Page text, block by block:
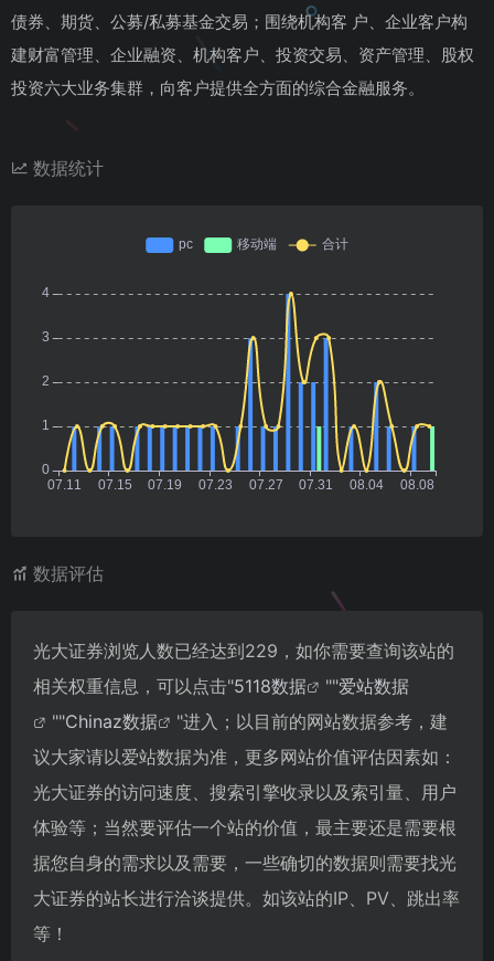
债券、期货、公募/私募基金交易；围绕机构客 户、企业客户构
建财富管理、企业融资、机构客户、投资交易、资产管理、股权
投资六大业务集群，向客户提供全方面的综合金融服务。
数据统计
数据评估
光大证券浏览人数已经达到229，如你需要查询该站的
相关权重信息，可以点击"5118数据 ""爱站数据
""Chinaz数据
"进入；以目前的网站数据参考，建
议大家请以爱站数据为准，更多网站价值评估因素如：
光大证券的访问速度、搜索引擎收录以及索引量、用户
体验等；当然要评估一个站的价值，最主要还是需要根
据您自身的需求以及需要，一些确切的数据则需要找光
大证券的站长进行洽谈提供。如该站的IP、PV、跳出率
等！